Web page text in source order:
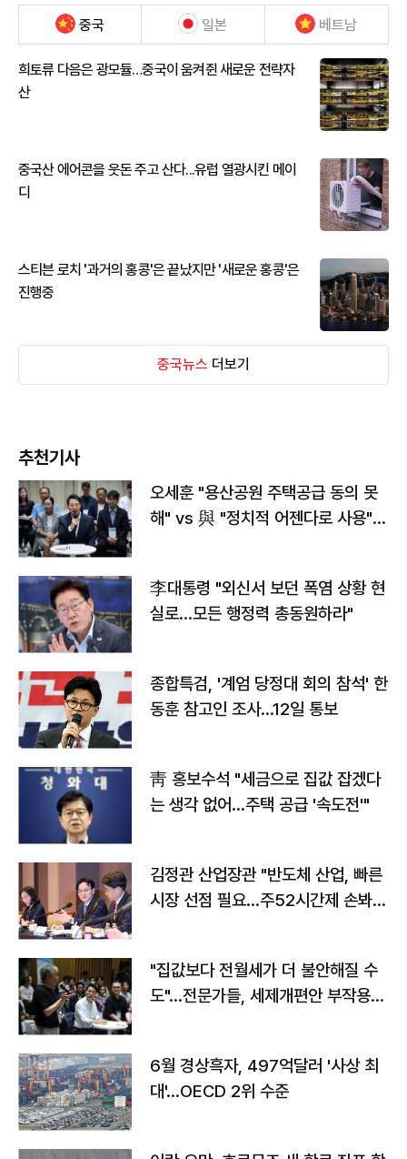
중국 일본 베트남
희토류 다음은 광모듈…중국이 움켜쥔 새로운 전략자
산
중국산 에어콘을 웃돈 주고 산다...유럽 열광시킨 메이
디
스티븐 로치 '과거의 홍콩'은 끝났지만 '새로운 홍콩'은
진행중
중국뉴스 더보기
추천기사
오세훈 "용산공원 주택공급 동의 못
해" vs 與 "정치적 어젠다로 사용"
李대통령 "외신서 보던 폭염 상황 현
실로…모든 행정력 총동원하라"
종합특검, '계엄 당정대 회의 참석' 한
동훈 참고인 조사...12일 통보
靑 홍보수석 "세금으로 집값 잡겠다
는 생각 없어…주택 공급 '속도전'"
김정관 산업장관 "반도체 산업, 빠른
시장 선점 필요…주52시간제 손봐
"집값보다 전월세가 더 불안해질 수
도"…전문가들, 세제개편안 부작용
6월 경상흑자, 497억달러 '사상 최
대'…OECD 2위 수준